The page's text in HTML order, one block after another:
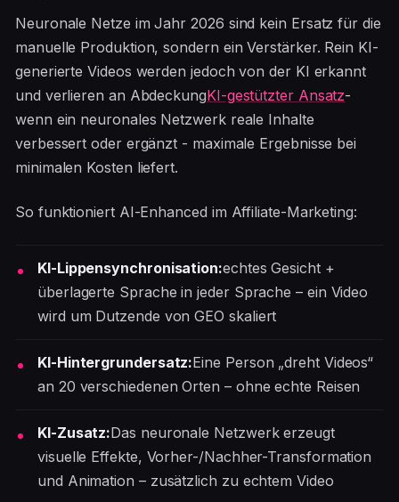
Neuronale Netze im Jahr 2026 sind kein Ersatz für die
manuelle Produktion, sondern ein Verstärker. Rein KI-
generierte Videos werden jedoch von der KI erkannt
und verlieren an AbdeckungKI-gestützter Ansatz-
wenn ein neuronales Netzwerk reale Inhalte
verbessert oder ergänzt - maximale Ergebnisse bei
minimalen Kosten liefert.
So funktioniert AI-Enhanced im Affiliate-Marketing:
KI-Lippensynchronisation:echtes Gesicht +
überlagerte Sprache in jeder Sprache – ein Video
wird um Dutzende von GEO skaliert
KI-Hintergrundersatz:Eine Person „dreht Videos“
an 20 verschiedenen Orten – ohne echte Reisen
KI-Zusatz:Das neuronale Netzwerk erzeugt
visuelle Effekte, Vorher-/Nachher-Transformation
und Animation – zusätzlich zu echtem Video